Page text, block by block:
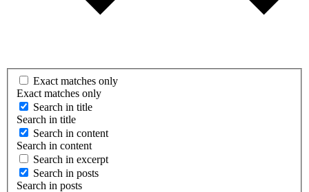
Exact matches only
Exact matches only
Search in title
Search in title
Search in content
Search in content
Search in excerpt
Search in posts
Search in posts